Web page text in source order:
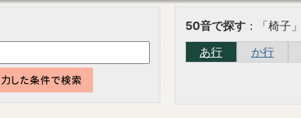
50音で探す ：「椅子
あ行
か行